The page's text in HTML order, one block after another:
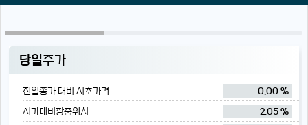
당일주가
전일종가 대비 시초가격
0.00 %
시가대비장중위치
2.05 %